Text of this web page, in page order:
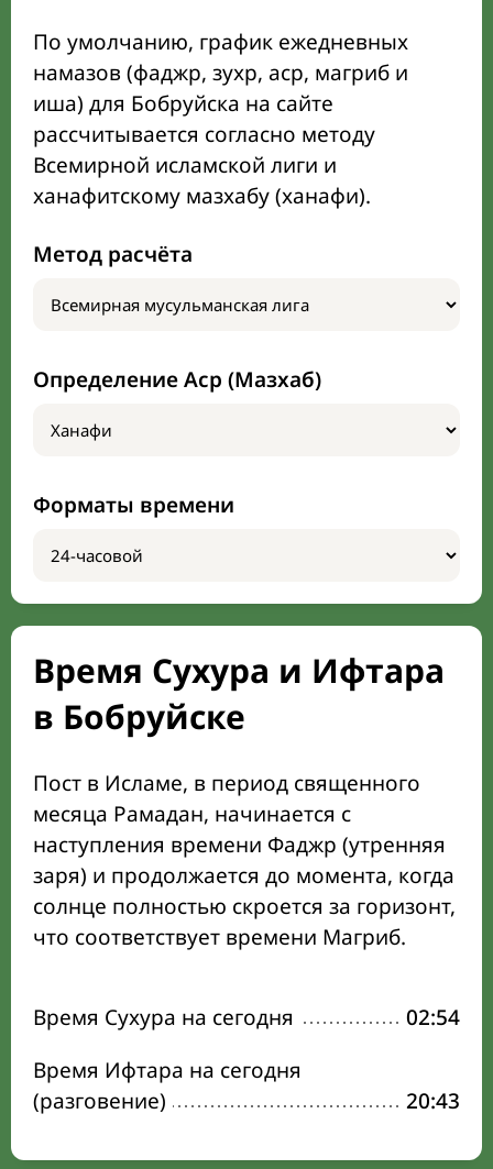
По умолчанию, график ежедневных
намазов (фаджр, зухр, аср, магриб и
иша) для Бобруйска на сайте
рассчитывается согласно методу
Всемирной исламской лиги и
ханафитскому мазхабу (ханафи).
Метод расчёта
Определение Аср (Мазхаб)
Форматы времени
Время Сухура и Ифтара
в Бобруйске
Пост в Исламе, в период священного
месяца Рамадан, начинается с
наступления времени Фаджр (утренняя
заря) и продолжается до момента, когда
солнце полностью скроется за горизонт,
что соответствует времени Магриб.
Время Сухура на сегодня
02:54
Время Ифтара на сегодня
(разговение)
20:43